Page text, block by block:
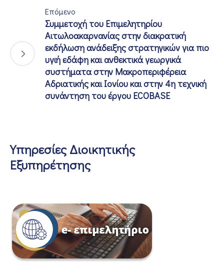
Επόμενο
Συμμετοχή του Επιμελητηρίου
Αιτωλοακαρνανίας στην διακρατική
εκδήλωση ανάδειξης στρατηγικών για πιο
υγιή εδάφη και ανθεκτικά γεωργικά
συστήματα στην Μακροπεριφέρεια
Αδριατικής και Ιονίου και στην 4η τεχνική
συνάντηση του έργου ECOBASE
Υπηρεσίες Διοικητικής
Εξυπηρέτησης